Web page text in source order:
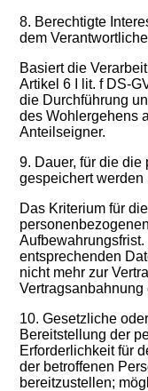
8. Berechtigte
dem
Basiert die
Artikel 6 I lit. f DS-
die Durchführung
des Wohlergehens
Anteilseigner.
9. Dauer, für die
gespeichert werden
Das Kriterium für
entsprechenden
nicht mehr zur
Vertragsanbahnung
10. Gesetzliche
Bereitstellung der
Erforderlichkeit für
der betroffenen
bereitzustellen;